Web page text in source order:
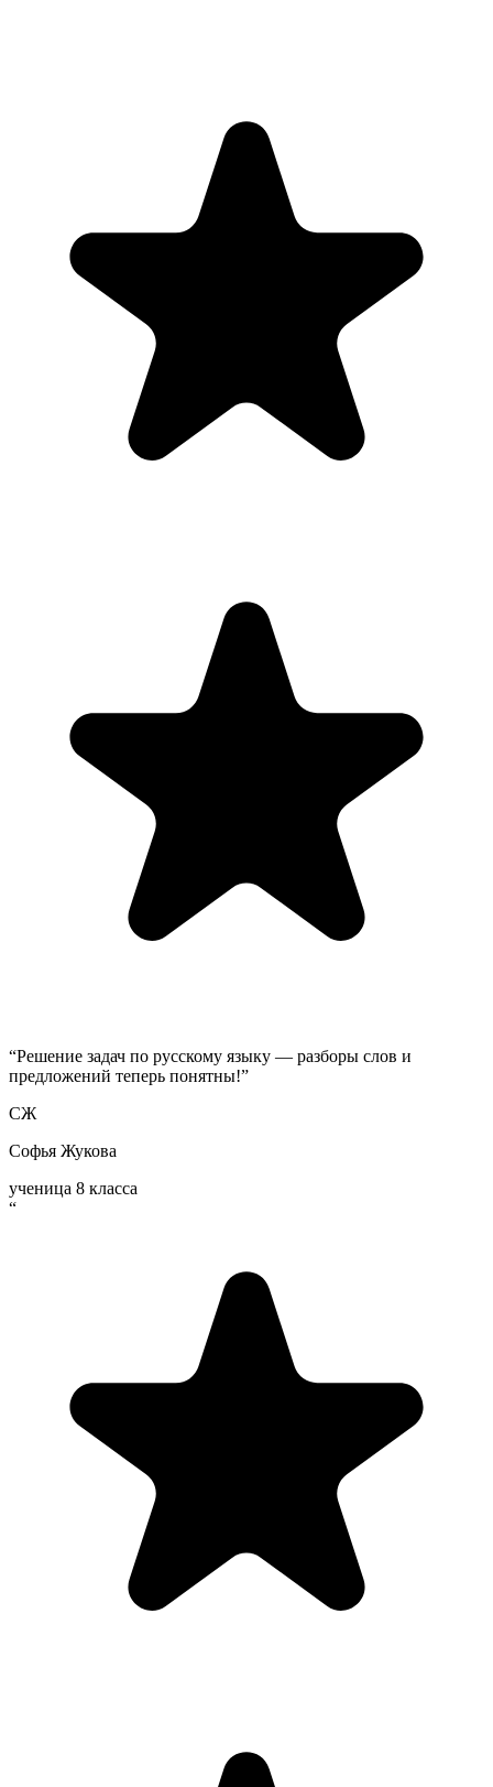
“Решение задач по русскому языку — разборы слов и
предложений теперь понятны!”
СЖ
Софья Жукова
ученица 8 класса
“